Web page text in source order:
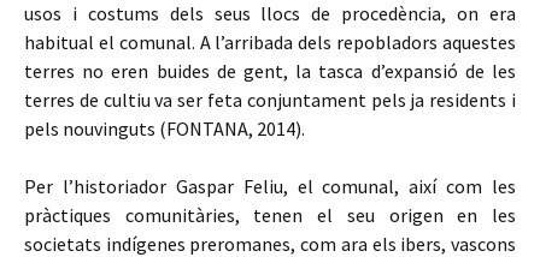
usos i costums dels seus llocs de procedència, on era
habitual el comunal. A l’arribada dels repobladors aquestes
terres no eren buides de gent, la tasca d’expansió de les
terres de cultiu va ser feta conjuntament pels ja residents i
pels nouvinguts (FONTANA, 2014).
Per l’historiador Gaspar Feliu, el comunal, així com les
pràctiques comunitàries, tenen el seu origen en les
societats indígenes preromanes, com ara els ibers, vascons